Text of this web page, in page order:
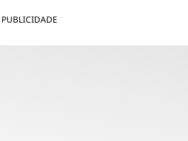
PUBLICIDADE